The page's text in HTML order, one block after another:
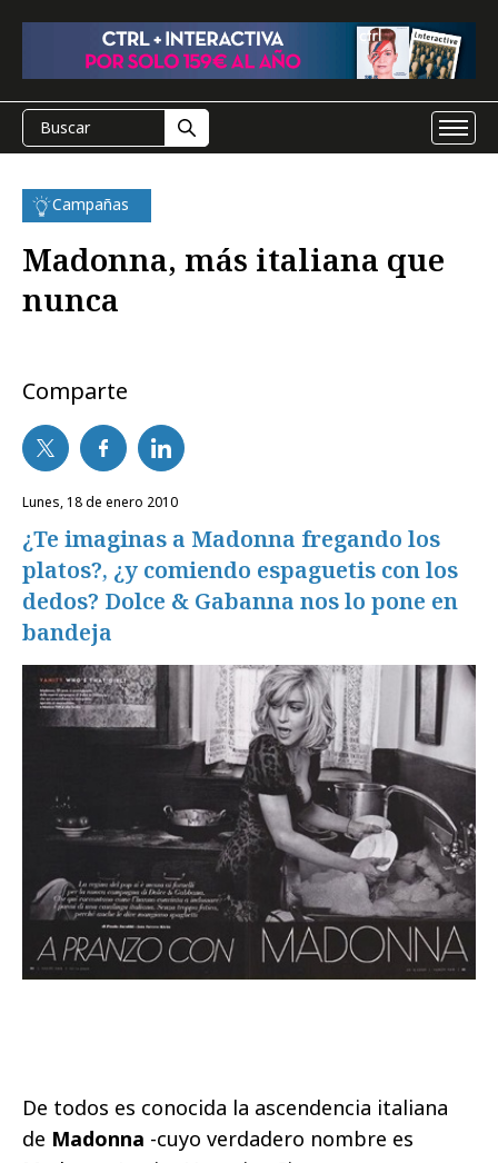
Campañas
Madonna, más italiana que
nunca
Comparte
lunes, 18 de enero 2010
¿Te imaginas a Madonna fregando los
platos?, ¿y comiendo espaguetis con los
dedos? Dolce & Gabanna nos lo pone en
bandeja
De todos es conocida la ascendencia italiana
de Madonna -cuyo verdadero nombre es